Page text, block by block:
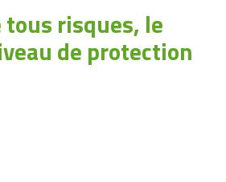
tous risques, le
de protection